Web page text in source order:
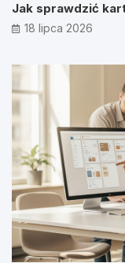
Jak sprawdzić
18 lipca 2026